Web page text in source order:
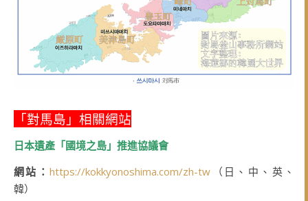
「對馬島」相關網站
日本遺產「國境之島」推進協議會
網站：https://kokkyonoshima.com/zh-tw （日、中、英、
韓）